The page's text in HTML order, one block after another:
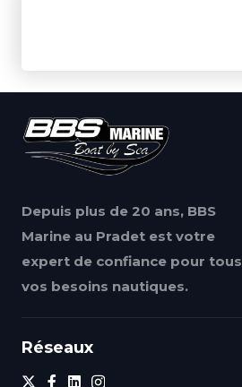
Depuis plus de 20 ans, BBS
Marine au Pradet est votre
expert de confiance pour tous
vos besoins nautiques.
Réseaux